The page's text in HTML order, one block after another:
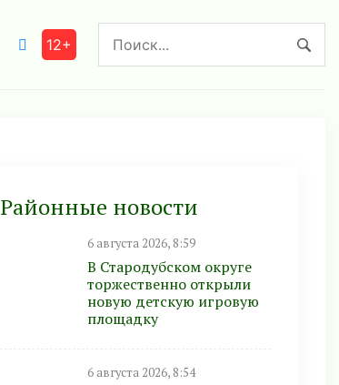
12+
Районные новости
6 августа 2026, 8:59
В Стародубском округе
торжественно открыли
новую детскую игровую
площадку
6 августа 2026, 8:54